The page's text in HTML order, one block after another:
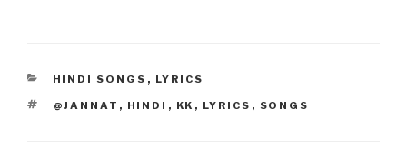
e
b
o
d
e
CATEGORIES
HINDI SONGS , LYRICS
TAGS
@JANNAT , HINDI , KK , LYRICS , SONGS